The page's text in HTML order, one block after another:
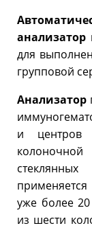
анализатор
для
групповой
Анализатор
и центров
колоночной
уже более 20
из шести